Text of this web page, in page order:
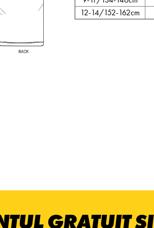
12-14/152-162cm
GRATUIT ȘI